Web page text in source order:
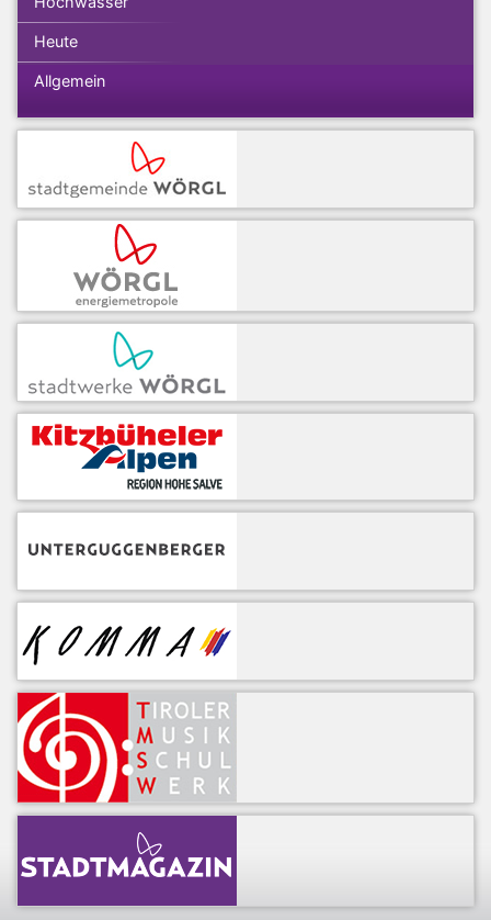
Heute
Allgemein